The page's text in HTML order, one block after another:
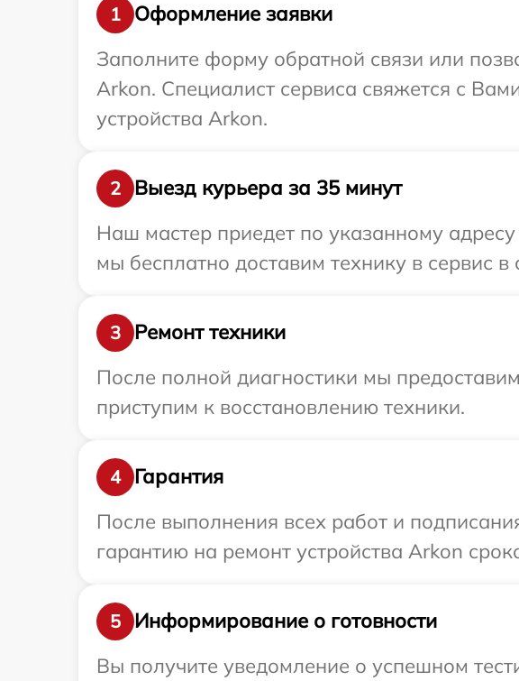
1
Оформление заявки
Заполните форму обратной связи или
Arkon. Специалист сервиса свяжется с
устройства Arkon.
2
Выезд курьера за 35 минут
Наш мастер приедет по указанному
мы бесплатно доставим технику в сервис
3
Ремонт техники
После полной диагностики мы
приступим к восстановлению техники.
4
Гарантия
После выполнения всех работ и
гарантию на ремонт устройства Arkon
5
Информирование о готовности
Вы получите уведомление о успешном